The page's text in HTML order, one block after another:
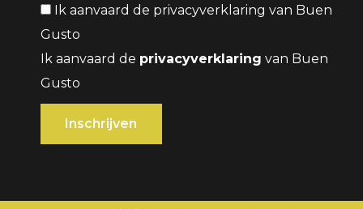
Ik aanvaard de privacyverklaring van Buen
Gusto
Ik aanvaard de privacyverklaring van Buen
Gusto